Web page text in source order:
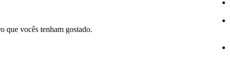
que vocês tenham gostado.